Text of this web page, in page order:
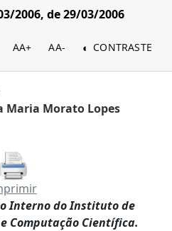
2006, de 29/03/2006
AA+ AA- CONTRASTE
Maria Morato Lopes
Interno do Instituto de
Computação Científica.